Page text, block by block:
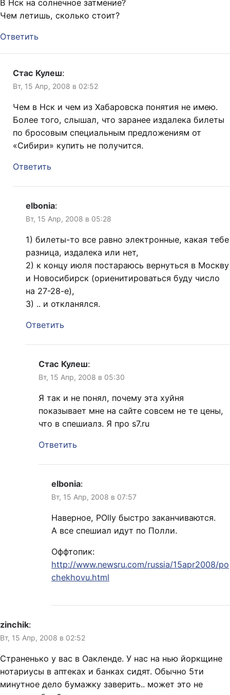
В Нск на солнечное затмение?
Чем летишь, сколько стоит?
Ответить
Стас Кулеш:
Вт, 15 Апр, 2008 в 02:52
Чем в Нск и чем из Хабаровска понятия не имею.
Более того, слышал, что заранее издалека билеты
по бросовым специальным предложениям от
«Сибири» купить не получится.
Ответить
elbonia:
Вт, 15 Апр, 2008 в 05:28
1) билеты-то все равно электронные, какая тебе
разница, издалека или нет,
2) к концу июля постараюсь вернуться в Москву
и Новосибирск (ориенитироваться буду число
на 27-28-е),
3) .. и откланялся.
Ответить
Стас Кулеш:
Вт, 15 Апр, 2008 в 05:30
Я так и не понял, почему эта хуйня
показывает мне на сайте совсем не те цены,
что в спешиалз. Я про s7.ru
Ответить
elbonia:
Вт, 15 Апр, 2008 в 07:57
Наверное, POlly быстро заканчиваются.
А все спешиал идут по Полли.
Оффтопик:
http://www.newsru.com/russia/15apr2008/po
chekhovu.html
zinchik:
Вт, 15 Апр, 2008 в 02:52
Страненько у вас в Оакленде. У нас на нью йоркщине
нотариусы в аптеках и банках сидят. Обычно 5ти
минутное дело бумажку заверить.. может это не